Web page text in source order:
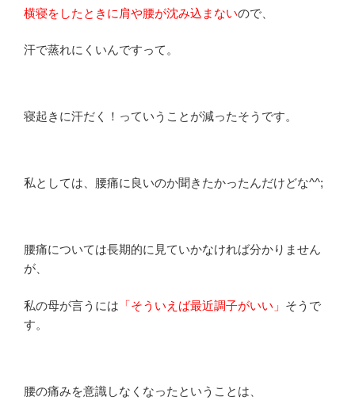
横寝をしたときに肩や腰が沈み込まないので、
汗で蒸れにくいんですって。
寝起きに汗だく！っていうことが減ったそうです。
私としては、腰痛に良いのか聞きたかったんだけどな^^;
腰痛については長期的に見ていかなければ分かりません
が、
私の母が言うには 「そういえば最近調子がいい」 そうで
す。
腰の痛みを意識しなくなったということは、